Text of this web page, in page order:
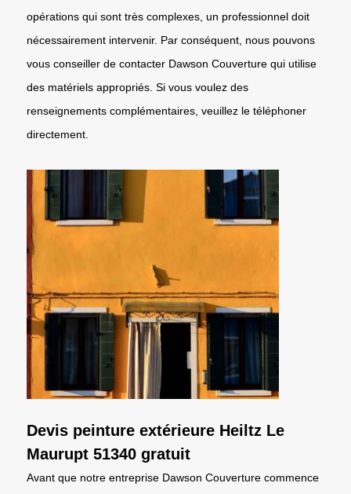
opérations qui sont très complexes, un professionnel doit
nécessairement intervenir. Par conséquent, nous pouvons
vous conseiller de contacter Dawson Couverture qui utilise
des matériels appropriés. Si vous voulez des
renseignements complémentaires, veuillez le téléphoner
directement.
Devis peinture extérieure Heiltz Le
Maurupt 51340 gratuit
Avant que notre entreprise Dawson Couverture commence